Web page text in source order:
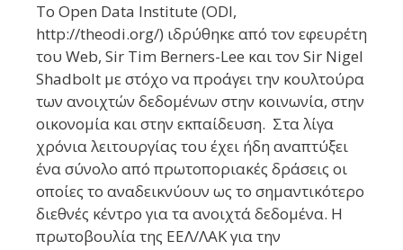
Το Open Data Institute (ODI,
http://theodi.org/) ιδρύθηκε από τον εφευρέτη
του Web, Sir Tim Berners-Lee και τον Sir Nigel
Shadbolt με στόχο να προάγει την κουλτούρα
των ανοιχτών δεδομένων στην κοινωνία, στην
οικονομία και στην εκπαίδευση. Στα λίγα
χρόνια λειτουργίας του έχει ήδη αναπτύξει
ένα σύνολο από πρωτοποριακές δράσεις οι
οποίες το αναδεικνύουν ως το σημαντικότερο
διεθνές κέντρο για τα ανοιχτά δεδομένα. Η
πρωτοβουλία της ΕΕΛ/ΛΑΚ για την